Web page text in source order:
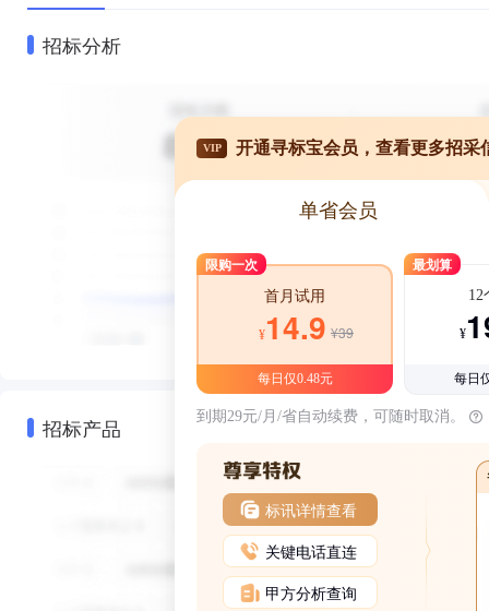
招标分析
招标产品
VIP 开通寻标宝会员，查看更多招采
单省会员
限购一次
首月试用
¥14.9 ¥39
每日仅0.48元
最划算
12
¥
每日
到期29元/月/省自动续费，可随时取消。
标讯详情查看
关键电话直连
甲方分析查询